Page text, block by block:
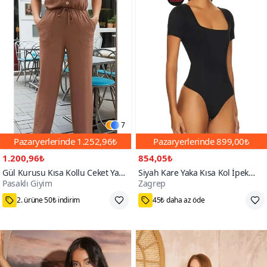
7
Pazaryerlerinde 1.252,96₺
1.200,96₺
Gül Kurusu Kısa Kollu Ceket Yaka
Düğmeli Beli Büzgülü Tulum
Pasaklı Giyim
75₺ Kupon Fırsatı
Pazaryerlerinde899,00₺
854,05₺
Siyah Kare Yaka Kısa Kol İpek
Jarse Bodysuit
Zagrep
M,L,XS,S